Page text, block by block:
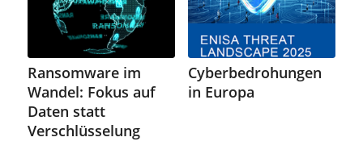
Ransomware im
Wandel: Fokus auf
Daten statt
Verschlüsselung
Cyberbedrohungen
in Europa